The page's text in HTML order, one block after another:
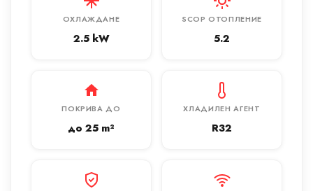
ОХЛАЖДАНЕ
2.5 kW
SCOP ОТОПЛЕНИЕ
5.2
ПОКРИВА ДО
до 25 m²
ХЛАДИЛЕН АГЕНТ
R32